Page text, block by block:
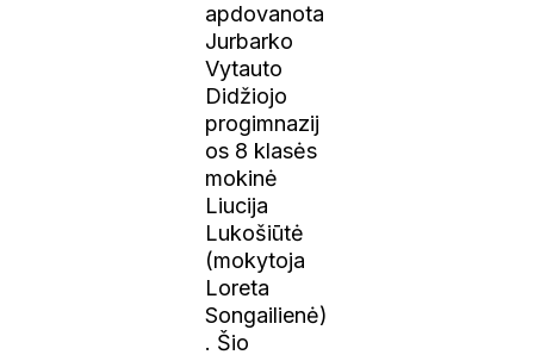
apdovanota
Jurbarko
Vytauto
Didžiojo
progimnazij
os 8 klasės
mokinė
Liucija
Lukošiūtė
(mokytoja
Loreta
Songailienė)
. Šio